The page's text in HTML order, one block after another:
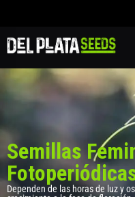
Semillas
Dependen de las horas de luz y